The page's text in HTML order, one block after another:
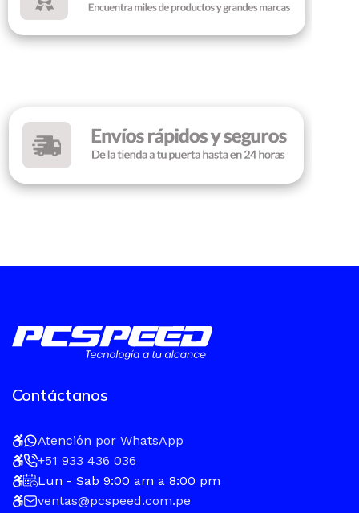
Contáctanos
Atención por WhatsApp
+51 933 436 036
Lun - Sab 9:00 am a 8:00 pm
ventas@pcspeed.com.pe